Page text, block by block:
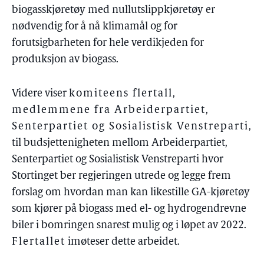
biogasskjøretøy med nullutslippkjøretøy er
nødvendig for å nå klimamål og for
forutsigbarheten for hele verdikjeden for
produksjon av biogass.
Videre viser komiteens flertall,
medlemmene fra Arbeiderpartiet,
Senterpartiet og Sosialistisk Venstreparti,
til budsjettenigheten mellom Arbeiderpartiet,
Senterpartiet og Sosialistisk Venstreparti hvor
Stortinget ber regjeringen utrede og legge frem
forslag om hvordan man kan likestille GA-kjøretøy
som kjører på biogass med el- og hydrogendrevne
biler i bomringen snarest mulig og i løpet av 2022.
Flertallet imøteser dette arbeidet.